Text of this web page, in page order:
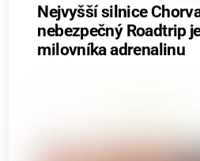
Nejvyšší silnice
nebezpečný Roadtrip
milovníka adrenalinu